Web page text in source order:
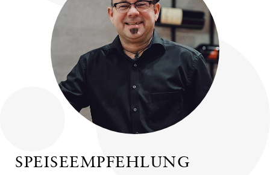
SPEISEEMPFEHLUNG